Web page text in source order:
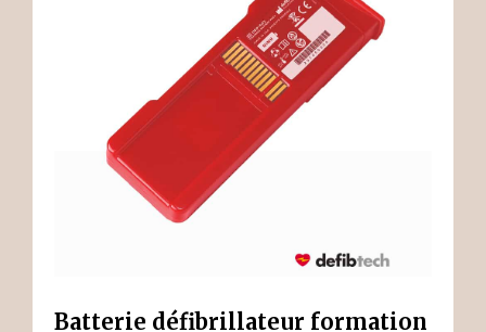
Batterie défibrillateur formation